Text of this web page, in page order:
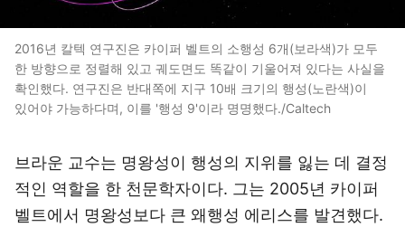
2016년 칼텍 연구진은 카이퍼 벨트의 소행성 6개(보라색)가 모두
한 방향으로 정렬해 있고 궤도면도 똑같이 기울어져 있다는 사실을
확인했다. 연구진은 반대쪽에 지구 10배 크기의 행성(노란색)이
있어야 가능하다며, 이를 '행성 9'이라 명명했다./Caltech
브라운 교수는 명왕성이 행성의 지위를 잃는 데 결정
적인 역할을 한 천문학자이다. 그는 2005년 카이퍼
벨트에서 명왕성보다 큰 왜행성 에리스를 발견했다.